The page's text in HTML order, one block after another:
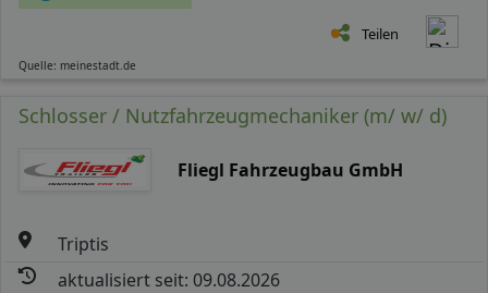
Teilen
Quelle: meinestadt.de
Schlosser / Nutzfahrzeugmechaniker (m/ w/ d)
Fliegl Fahrzeugbau GmbH
Triptis
aktualisiert seit: 09.08.2026